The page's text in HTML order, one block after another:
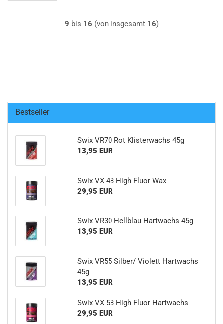
9 bis 16 (von insgesamt 16)
Bestseller
Swix VR70 Rot Klisterwachs 45g
13,95 EUR
Swix VX 43 High Fluor Wax
29,95 EUR
Swix VR30 Hellblau Hartwachs 45g
13,95 EUR
Swix VR55 Silber/ Violett Hartwachs
45g
13,95 EUR
Swix VX 53 High Fluor Hartwachs
29,95 EUR